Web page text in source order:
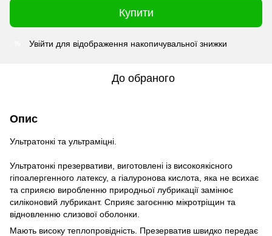
Купити
Увійти для відображення накопичувальної знижки
До обраного
Опис
Ультратонкі та ультраміцні.
Ультратонкі презервативи, виготовлені із високоякісного
гіпоалергенного латексу, а гіалуронова кислота, яка не всихає
та сприяєю виробленню природньої лубрикації замінює
силіконовий лубрикант. Сприяє загоєнню мікротріщин та
відновленню слизової оболонки.
Мають високу теплопровідність. Презерватив швидко передає